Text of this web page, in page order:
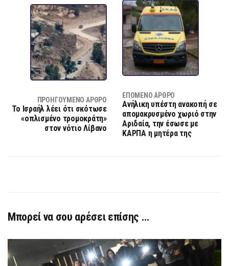
ΠΡΟΗΓΟΎΜΕΝΟ ΆΡΘΡΟ
Το Ισραήλ λέει ότι σκότωσε
«οπλισμένο τρομοκράτη»
στον νότιο Λίβανο
ΕΠΌΜΕΝΟ ΆΡΘΡΟ
Ανήλικη υπέστη ανακοπή σε
απομακρυσμένο χωριό στην
Αριδαία, την έσωσε με
ΚΑΡΠΑ η μητέρα της
Μπορεί να σου αρέσει επίσης …